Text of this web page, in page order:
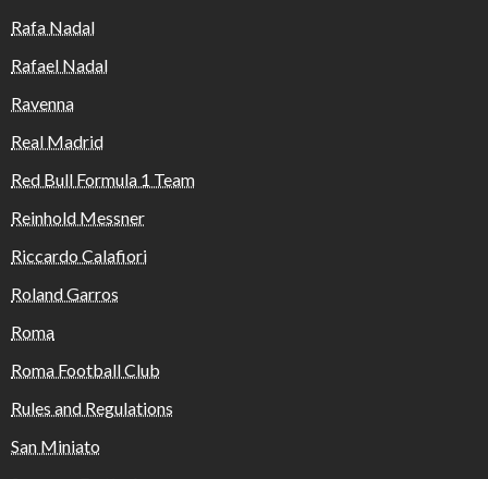
Rafa Nadal
Rafael Nadal
Ravenna
Real Madrid
Red Bull Formula 1 Team
Reinhold Messner
Riccardo Calafiori
Roland Garros
Roma
Roma Football Club
Rules and Regulations
San Miniato